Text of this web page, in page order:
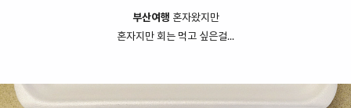
부산여행 혼자왔지만
혼자지만 회는 먹고 싶은걸...